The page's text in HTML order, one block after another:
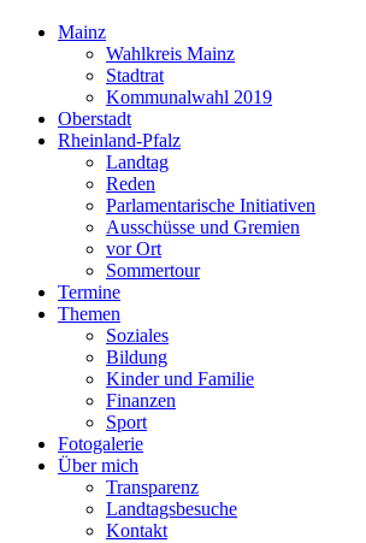
Mainz
Wahlkreis Mainz
Stadtrat
Kommunalwahl 2019
Oberstadt
Rheinland-Pfalz
Landtag
Reden
Parlamentarische Initiativen
Ausschüsse und Gremien
vor Ort
Sommertour
Termine
Themen
Soziales
Bildung
Kinder und Familie
Finanzen
Sport
Fotogalerie
Über mich
Transparenz
Landtagsbesuche
Kontakt